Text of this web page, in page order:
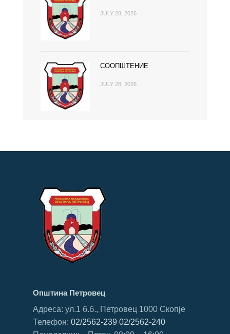
JULY 28, 2026
СООПШТЕНИЕ
JULY 28, 2026
Општина Петровец
Адреса: ул.1 б.б., Петровец 1000 Скопје
Телефон: 02/2562-239 02/2562-240